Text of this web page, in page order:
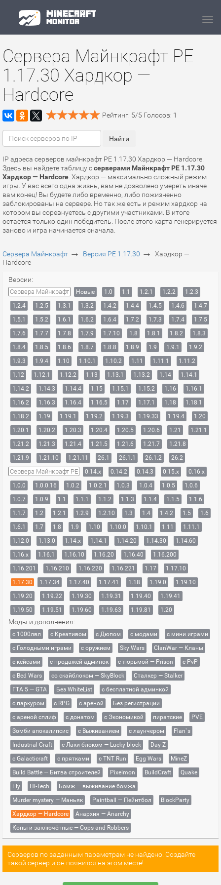
Сервера Майнкрафт PE
1.17.30 Хардкор —
Hardcore
Рейтинг: 5/5 Голосов: 1
IP адреса серверов майнкрафт PE 1.17.30 Хардкор — Hardcore.
Здесь вы найдете таблицу ссерверами Майнкрафт PE 1.17.30
Хардкор — Hardcore . Хардкор — максимально сложный режим
игры. У вас всего одна жизнь, вам не дозволено умереть иначе
вам конец! Вы будете либо временно, либо пожизненно
заблокированы на сервере. Но так же есть и режим хардкор на
котором вы соревнуетесь с другими участниками. В итоге
остаётся только один победитель. После этого карта генерируется
заново и игра начинается сначала.
Сервера Майнкрафт → Версия PE 1.17.30 →
Хардкор —
Hardcore
Версии:
Сервера Майнкрафт Новые 1.0 1.1 1.2.1 1.2.2
1.2.3
1.2.4
1.2.5 1.3.1 1.3.2 1.4.2 1.4.4 1.4.5 1.4.6
1.4.7
1.5.1
1.5.2 1.6.1 1.6.2 1.6.4 1.7.2 1.7.3 1.7.4
1.7.5
1.7.6
1.7.7 1.7.8 1.7.9 1.7.10 1.8 1.8.1 1.8.2
1.8.3
1.8.4
1.8.5 1.8.6 1.8.7 1.8.8 1.8.9 1.9 1.9.1
1.9.2
1.9.3
1.9.4 1.10 1.10.1 1.10.2 1.11 1.11.1
1.11.2
1.12
1.12.1 1.12.2 1.13 1.13.1 1.13.2 1.14
1.14.1
1.14.2
1.14.3 1.14.4 1.15 1.15.1 1.15.2 1.16
1.16.1
1.16.2
1.16.3 1.16.4 1.16.5 1.17 1.17.1 1.18
1.18.1
1.18.2
1.19 1.19.1 1.19.2 1.19.3 1.19.33 1.19.4
1.20
1.20.1
1.20.2 1.20.3 1.20.4 1.20.5 1.20.6 1.21
1.21.1
1.21.2
1.21.3 1.21.4 1.21.5 1.21.6 1.21.7
1.21.8
1.21.9
1.21.10 1.21.11 26.1 26.1.1 26.1.2 26.2
Сервера Майнкрафт PE 0.14.x 0.14.2 0.14.3 0.15.x
0.16.x
1.0.0
1.0.0.16 1.0.2 1.0.2.1 1.0.3 1.0.4 1.0.5
1.0.6
1.0.7
1.0.9 1.1 1.1.1 1.1.2 1.1.3 1.1.4 1.1.5
1.1.6
1.1.7
1.2 1.2.1 1.2.9 1.2.10 1.3 1.4 1.4.2 1.5
1.6
1.6.1
1.7 1.8 1.9 1.10 1.10.0 1.10.1 1.11
1.11.1
1.12.0
1.13.0 1.14.x 1.14.1 1.14.20 1.14.30
1.14.60
1.16.x
1.16.1 1.16.10 1.16.20 1.16.40
1.16.200
1.16.201
1.16.210 1.16.220 1.16.221 1.17
1.17.10
1.17.30
1.17.34 1.17.40 1.17.41 1.18 1.19.0
1.19.10
1.19.20
1.19.22 1.19.30 1.19.31 1.19.40
1.19.41
1.19.50
1.19.51 1.19.60 1.19.63 1.19.81 1.20
Моды и дополнения:
с 1000лвл c Креативом с Дюпом с модами
с мини играми
с Голодными играми
с оружием Sky Wars
ClanWar — Кланы
с кейсами
с продажей админок с тюрьмой — Prison
с PvP
с Bed Wars
со скайблоком — SkyBlock
Сталкер — Stalker
ГТА 5 — GTA
Без WhiteList
с бесплатной админкой
с паркуром
с RPG с ареной
Без регистрации
с ареной сплиф
с донатом с Экономикой пиратские
PVE
Зомби апокалипсис
с Выживанием с лаунчером
Flan`s
Industrial Craft
с Лаки блоком — Lucky block
Day Z
с Galacticraft
с прятками с TNT Run Egg Wars
MineZ
Build Battle — Битва строителей
Pixelmon BuildCraft
Quake
Fly
Hi-Tech
Бомж — выживание бомжа
Murder mystery — Маньяк
Paintball — Пейнтбол
BlockParty
Хардкор — Hardcore
Анархия — Anarchy
Копы и заключённые — Cops and Robbers
Серверов по заданным параметрам не найдено. Создайте
такой сервер и он появится на этом месте!